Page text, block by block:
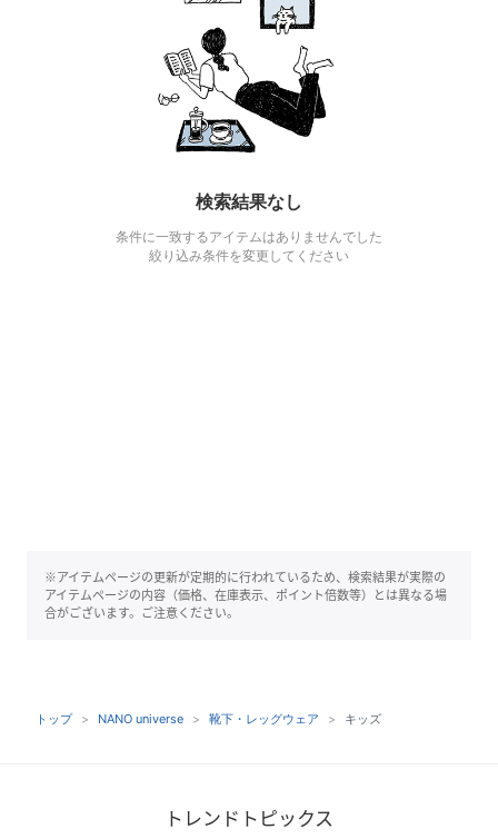
検索結果なし
条件に一致するアイテムはありませんでした
絞り込み条件を変更してください
※アイテムページの更新が定期的に行われているため、検索結果が実際の
アイテムページの内容（価格、在庫表示、ポイント倍数等）とは異なる場
合がございます。ご注意ください。
トップ NANO universe 靴下・レッグウェア キッズ
トレンドトピックス